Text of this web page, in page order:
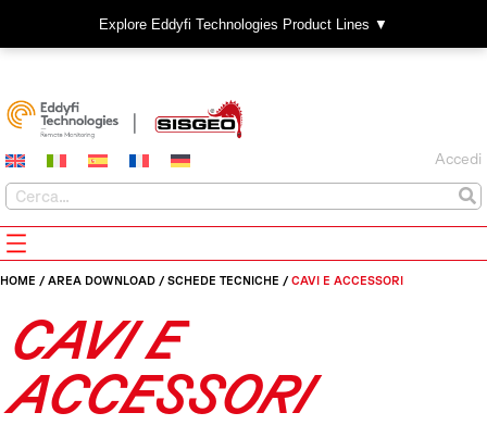
Explore Eddyfi Technologies Product Lines ▼
Accedi
HOME / AREA DOWNLOAD / SCHEDE TECNICHE / CAVI E ACCESSORI
CAVI E
ACCESSORI